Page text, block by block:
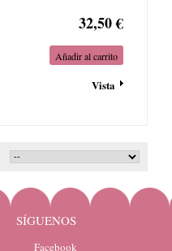
32,50 €
Añadir al carrito
Vista
SÍGUENOS
Facebook